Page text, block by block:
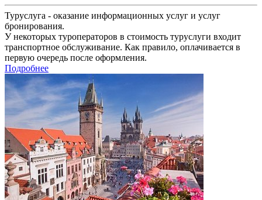
Туруслуга - оказание информационных услуг и услуг
бронирования.
У некоторых туроператоров в стоимость туруслуги входит
транспортное обслуживание. Как правило, оплачивается в
первую очередь после оформления.
Подробнее